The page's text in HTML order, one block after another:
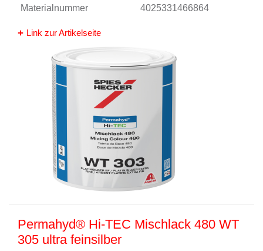
Materialnummer 4025331466864
Link zur Artikelseite
Permahyd® Hi-TEC Mischlack 480 WT
305 ultra feinsilber